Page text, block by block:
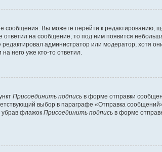
сообщения. Вы можете перейти к редактированию,
ответил на сообщение, то под ним появится
администратор или модератор, хотя
него уже кто-то ответил.
Присоединить подпись в форме отправки
выбор в параграфе «Отправка
убрав флажок Присоединить подпись в форме